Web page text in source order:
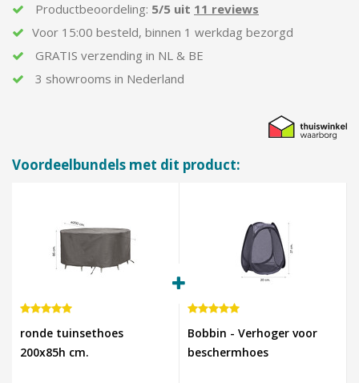
Productbeoordeling: 5/5 uit 11 reviews
Voor 15:00 besteld, binnen 1 werkdag bezorgd
GRATIS verzending in NL & BE
3 showrooms in Nederland
Voordeelbundels met dit product:
ronde tuinsethoes
200x85h cm.
Bobbin - Verhoger voor
beschermhoes